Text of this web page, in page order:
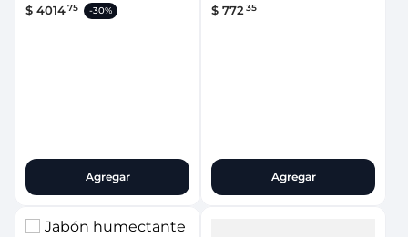
$ 401475 -30%
Agregar
$ 772 35
Agregar